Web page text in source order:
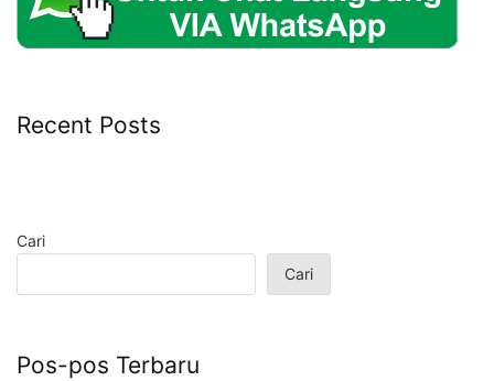
Recent Posts
Cari
Cari
Pos-pos Terbaru